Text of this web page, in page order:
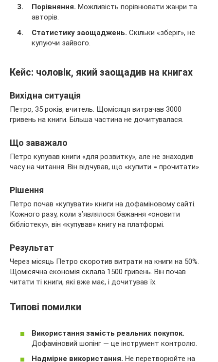
Порівняння. Можливість порівнювати жанри та
авторів.
Статистику заощаджень. Скільки «зберіг», не
купуючи зайвого.
Кейс: чоловік, який заощадив на книгах
Вихідна ситуація
Петро, 35 років, вчитель. Щомісяця витрачав 3000
гривень на книги. Більша частина не дочитувалася.
Що заважало
Петро купував книги «для розвитку», але не знаходив
часу на читання. Він відчував, що «купити = прочитати».
Рішення
Петро почав «купувати» книги на дофаміновому сайті.
Кожного разу, коли з’являлося бажання «оновити
бібліотеку», він «купував» книгу на платформі.
Результат
Через місяць Петро скоротив витрати на книги на 50%.
Щомісячна економія склала 1500 гривень. Він почав
читати ті книги, які вже має, і дочитував їх.
Типові помилки
Використання замість реальних покупок.
Дофаміновий шопінг — це інструмент контролю.
Надмірне використання. Не перетворюйте на